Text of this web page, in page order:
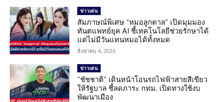
ข่าวเด่น
สัมภาษณ์พิเศษ “หมอลูกตาล” เปิดมุมมอง
ทันตแพทย์ยุค AI ชี้เทคโนโลยีช่วยรักษาได้
แต่ไม่มีวันแทนหมอได้ทั้งหมด
สิงหาคม 4, 2026
ข่าวเด่น
“ชัชชาติ” เดินหน้าโอนรถไฟฟ้าสายสีเขียว
ให้รัฐบาล ชี้ลดภาระ กทม. เปิดทางใช้งบ
พัฒนาเมือง